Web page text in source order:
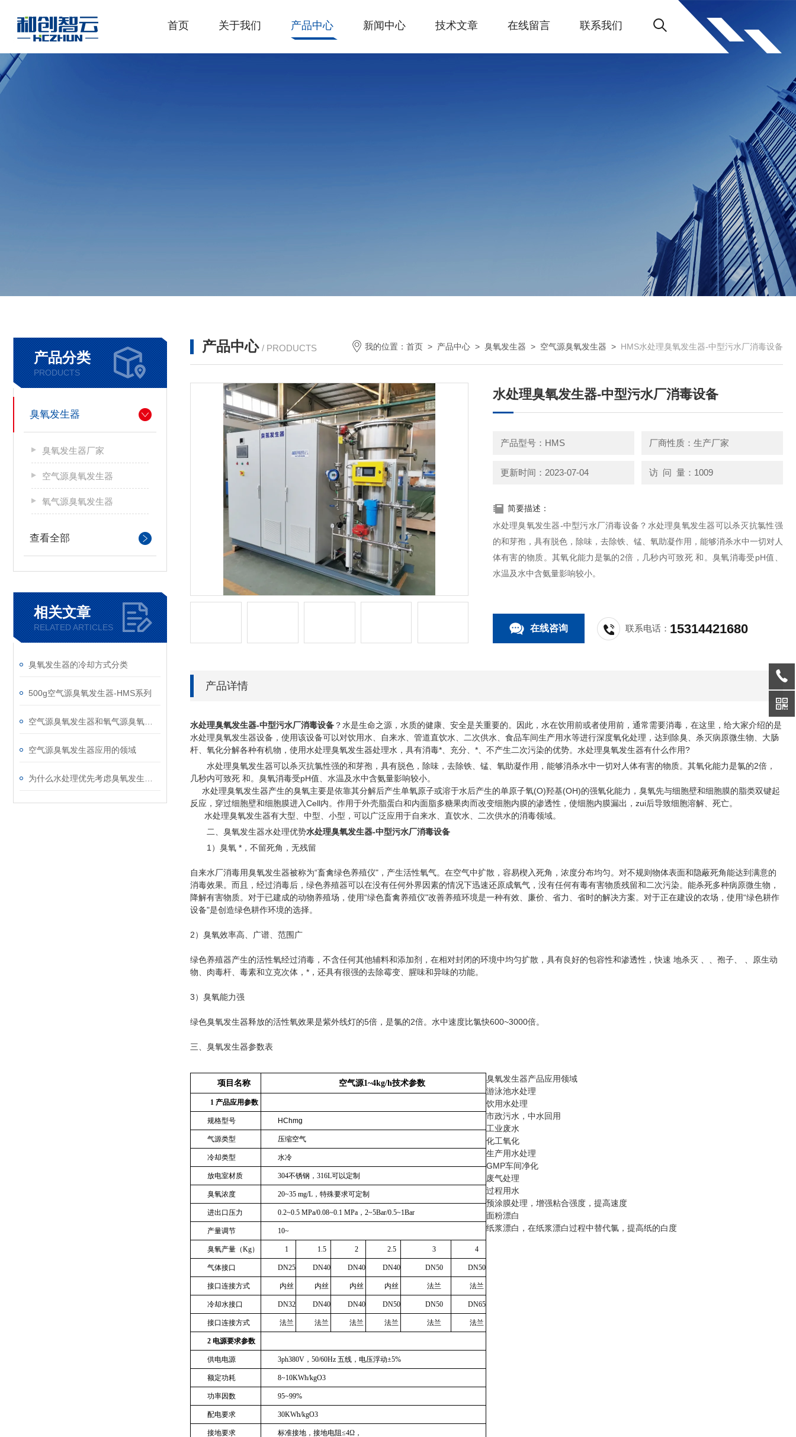
首页 关于我们 产品中心 新闻中心 技术文章 在线留言 联系我们
产品分类
PRODUCTS
臭氧发生器
臭氧发生器厂家
空气源臭氧发生器
氧气源臭氧发生器
查看全部
相关文章
RELATED ARTICLES
臭氧发生器的冷却方式分类
500g空气源臭氧发生器-HMS系列
空气源臭氧发生器应用的领域
产品中心 / PRODUCTS 我的位置： 首页 > 产品中心 > 臭氧发生器 > 空气源臭氧发生器 > HMS水处理臭氧发生器-中型污水厂消毒设备
水处理臭氧发生器-中型污水厂消毒设备
产品型号：HMS 厂商性质：生产厂家
更新时间：2023-07-04 访 问 量：1009
简要描述：
水处理臭氧发生器-中型污水厂消毒设备？水处理臭氧发生器可以杀灭抗氯性强
的和芽孢，具有脱色，除味，去除铁、锰、氧助凝作用，能够消杀水中一切对人
体有害的物质。其氧化能力是氯的2倍，几秒内可致死 和。臭氧消毒受pH值、
水温及水中含氨量影响较小。
在线咨询 联系电话： 15314421680
产品详情
水处理臭氧发生器-中型污水厂消毒设备 ？水是生命之源，水质的健康、安全是关重要的。因此，水在饮用前或者使用前，通常需要消毒，在这里，给大家介绍的是
水处理臭氧发生器设备，使用该设备可以对饮用水、自来水、管道直饮水、二次供水、食品车间生产用水等进行深度氧化处理，达到除臭、杀灭病原微生物、大肠
杆、氧化分解各种有机物，使用水处理臭氧发生器处理水，具有消毒*、充分、*、不产生二次污染的优势。水处理臭氧发生器有什么作用?
水处理臭氧发生器可以杀灭抗氯性强的和芽孢，具有脱色，除味，去除铁、锰、氧助凝作用，能够消杀水中一切对人体有害的物质。其氧化能力是氯的2倍，
几秒内可致死 和。臭氧消毒受pH值、水温及水中含氨量影响较小。
水处理臭氧发生器产生的臭氧主要是依靠其分解后产生单氧原子或溶于水后产生的单原子氧(O)羟基(OH)的强氧化能力，臭氧先与细胞壁和细胞膜的脂类双键起
反应，穿过细胞壁和细胞膜进入Cell内。作用于外壳脂蛋白和内面脂多糖果肉而改变细胞内膜的渗透性，使细胞内膜漏出，zui后导致细胞溶解、死亡。
水处理臭氧发生器有大型、中型、小型，可以广泛应用于自来水、直饮水、二次供水的消毒领域。
二、臭氧发生器水处理优势水处理臭氧发生器-中型污水厂消毒设备
1）臭氧 *，不留死角，无残留
自来水厂消毒用臭氧发生器被称为“畜禽绿色养殖仪"，产生活性氧气。在空气中扩散，容易楔入死角，浓度分布均匀。对不规则物体表面和隐蔽死角能达到满意的
消毒效果。而且，经过消毒后，绿色养殖器可以在没有任何外界因素的情况下迅速还原成氧气，没有任何有毒有害物质残留和二次污染。能杀死多种病原微生物，
降解有害物质。对于已建成的动物养殖场，使用“绿色畜禽养殖仪"改善养殖环境是一种有效、廉价、省力、省时的解决方案。对于正在建设的农场，使用“绿色耕作
设备"是创造绿色耕作环境的选择。
2）臭氧效率高、广谱、范围广
绿色养殖器产生的活性氧经过消毒，不含任何其他辅料和添加剂，在相对封闭的环境中均匀扩散，具有良好的包容性和渗透性，快速 地杀灭 、、孢子、 、原生动
物、肉毒杆、毒素和立克次体，*，还具有很强的去除霉变、腥味和异味的功能。
3）臭氧能力强
绿色臭氧发生器释放的活性氧效果是紫外线灯的5倍，是氯的2倍。水中速度比氯快600~3000倍。
三、臭氧发生器参数表
项目名称 空气源1~4kg/h技术参数
1 产品应用参数
规格型号 HChmg
气源类型 压缩空气
冷却类型 水冷
放电室材质 304不锈钢， 316L可以定制
臭氧浓度 20~35 mg/L ，特殊要求可定制
进出口压力 0.2~0.5 MPa/0.08~0.1 MPa ， 2~5Bar/0.5~1Bar
产量调节 10~
臭氧产量（Kg） 1 1.5 2 2.5 3 4
气体接口 DN25 DN40 DN40 DN40 DN50 DN50
接口连接方式 内丝 内丝 内丝 内丝 法兰 法兰
冷却水接口 DN32 DN40 DN40 DN50 DN50 DN65
接口连接方式 法兰 法兰 法兰 法兰 法兰 法兰
2 电源要求参数
供电电源 3ph380V ， 50/60Hz 五线，电压浮动±5%
额定功耗 8~10KWh/kgO3
功率因数 95~99%
配电要求 30KWh/kgO3
接地要求 标准接地，接地电阻≤4Ω ，
臭氧发生器产品应用领域
游泳池水处理
饮用水处理
市政污水，中水回用
工业废水
化工氧化
生产用水处理
GMP车间净化
废气处理
过程用水
预涂膜处理，增强粘合强度，提高速度
面粉漂白
纸浆漂白，在纸浆漂白过程中替代氯，提高纸的白度